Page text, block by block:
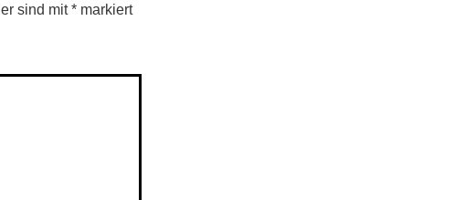
sind mit* markiert